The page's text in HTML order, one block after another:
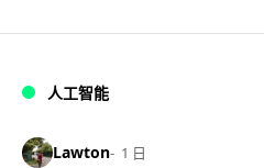
人工智能
Lawton 1 日